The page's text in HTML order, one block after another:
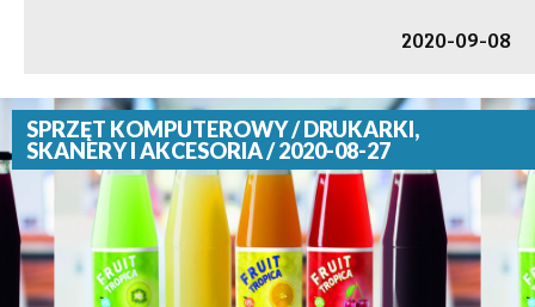
2020-09-08
SPRZĘT KOMPUTEROWY / DRUKARKI,
SKANERY I AKCESORIA / 2020-08-27